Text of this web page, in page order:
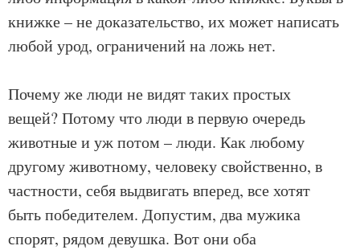
книжке – не доказательство, их может написать
любой урод, ограничений на ложь нет.
Почему же люди не видят таких простых
вещей? Потому что люди в первую очередь
животные и уж потом – люди. Как любому
другому животному, человеку свойственно, в
частности, себя выдвигать вперед, все хотят
быть победителем. Допустим, два мужика
спорят, рядом девушка. Вот они оба